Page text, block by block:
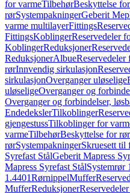
for varmeTilbehørBeskyttelse
rørSystempakningerGeberit
varme multilayerFittings
FittingsKoblingerReservedeler
KoblingerReduksjoner
ReduksjonerAlbueReservedeler
rørInnvendig sirkulasjon
sirkulasjonOverganger uløselige
uløseligeOverganger og
Overganger og forbindelser,
EndedekslerTilkoblinger
gjengestussTilkoblinger for
varmeTilbehørBeskyttelse for
rørSystempakningerSkruesett til
Syrefast StålGeberit Mapress
Mapress Syrefast StålSystemrør
1.4401RørnippelMuffer
MufferReduksjoner